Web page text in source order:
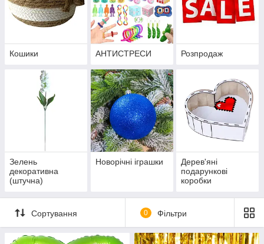
Кошики АНТИСТРЕСИ Розпродаж
Зелень
декоративна
(штучна)
Новорічні іграшки
Дерев'яні
подарункові
коробки
Сортування 0 Фільтри